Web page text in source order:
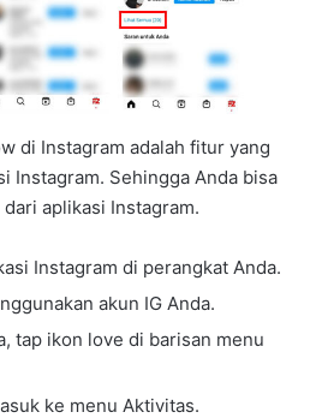
di Instagram adalah fitur yang
Instagram. Sehingga Anda bisa
aplikasi Instagram.
Instagram di perangkat Anda.
akun IG Anda.
tap ikon love di barisan menu
ke menu Aktivitas.